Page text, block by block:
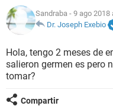
NUTRICIÓN
BIENESTAR
Sandraba - 9 ago 2018
Dr. Joseph Exebio
Hola, tengo 2 meses de
salieron germen es pero
tomar?
Compartir